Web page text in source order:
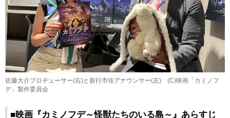
佐藤大介プロヂューサー(右)と新行市佳アナウンサー(左) (C)映画「カミノフ
デ」製作委員会
■映画『カミノフデ～怪獣たちのいる島～』あらすじ